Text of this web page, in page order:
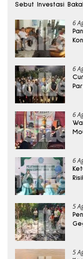
Sebut Investasi
6
6
6
6
5
5